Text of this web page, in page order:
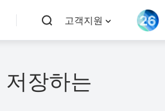
고객지원
장하는